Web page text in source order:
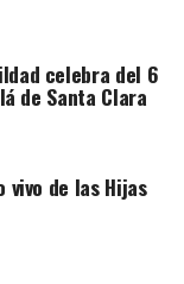
haber
tramos.
recinto ha
en el
intervenían
de IVA
llegase
Al reducir
podían
que
La
celebra del 6
de Santa Clara
vivo de las Hijas